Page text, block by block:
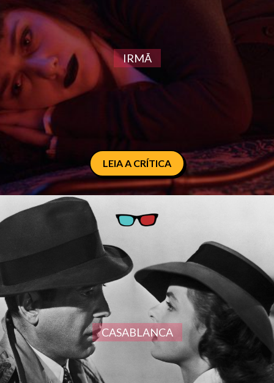
IRMÃ
LEIA A CRÍTICA
CASABLANCA